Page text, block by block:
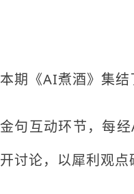
本期《AI煮酒》集
金句互动环节，每
开讨论，以犀利观点